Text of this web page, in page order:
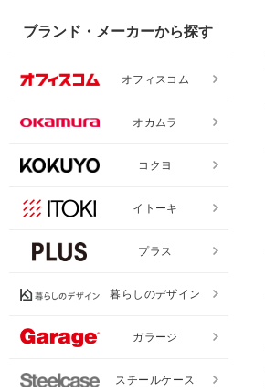
ブランド・メーカーから探す
オフィスコム
オカムラ
コクヨ
イトーキ
プラス
暮らしのデザイン
ガラージ
スチールケース